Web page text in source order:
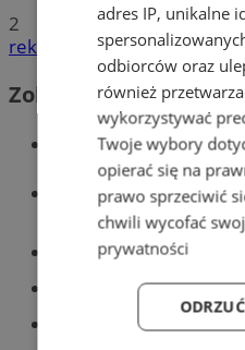
2
reklama
Zobacz również
Wiadomości
Wiadomości
Części
Tworzenie
Znajdź
adres IP, unikalne
odbiorców oraz
również
wykorzystywać
Twoje wybory
opierać się na
prawo sprzeciwić
chwili wycofać
prywatności